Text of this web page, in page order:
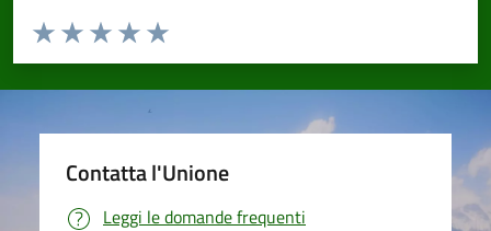
Valuta da 1 a 5 stelle la pagina
Valuta 5 stelle su 5
Valuta 4 stelle su 5
Valuta 3 stelle su 5
Valuta 2 stelle su 5
Valuta 1 stelle su 5
Contatta l'Unione
Leggi le domande frequenti